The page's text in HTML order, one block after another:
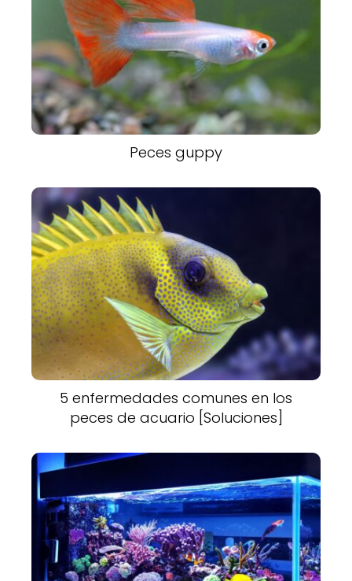
Peces guppy
5 enfermedades comunes en los
peces de acuario [Soluciones]